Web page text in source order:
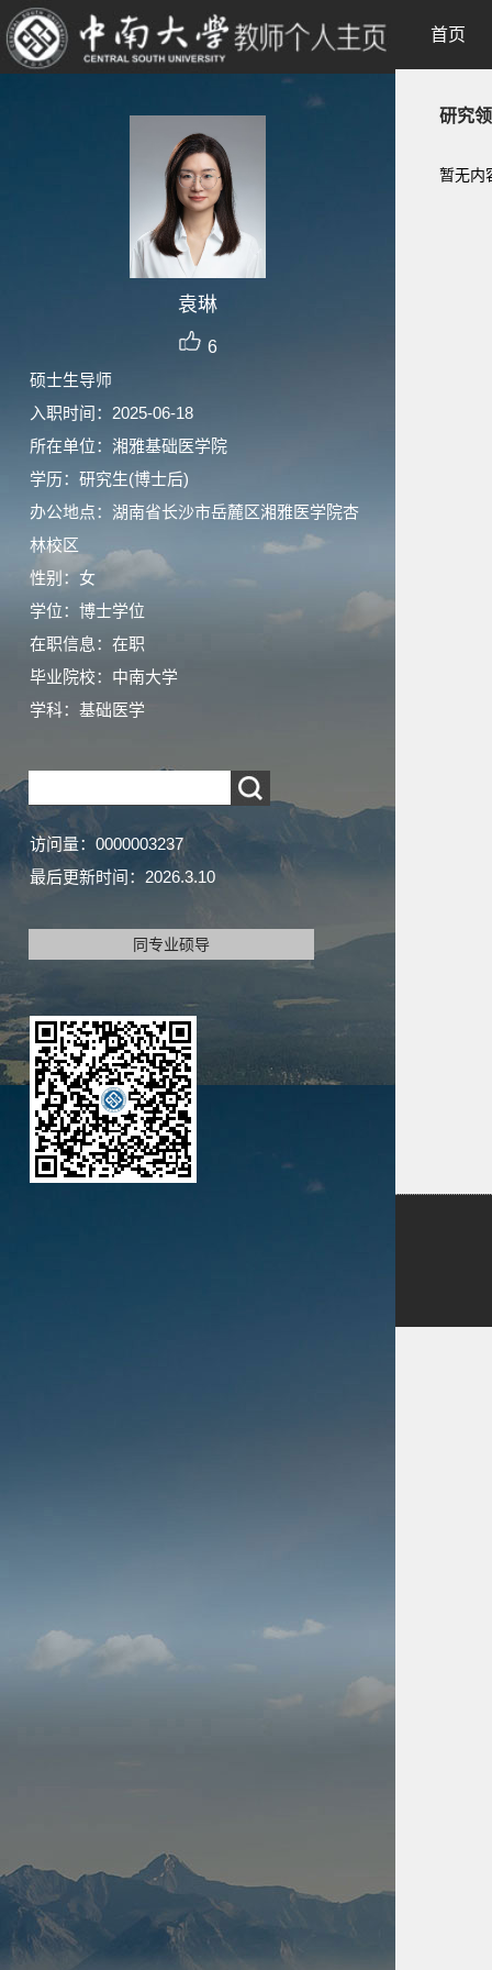
袁琳
6
硕士生导师
入职时间：2025-06-18
所在单位：湘雅基础医学院
学历：研究生(博士后)
办公地点：湖南省长沙市岳麓区湘雅医学院杏
林校区
性别：女
学位：博士学位
在职信息：在职
毕业院校：中南大学
学科：基础医学
访问量： 0000003237
最后更新时间： 2026.3.10
同专业硕导
首页
研究
暂无内